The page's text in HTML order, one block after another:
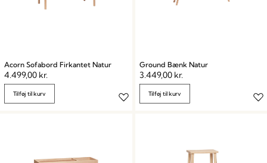
Acorn Sofabord Firkantet Natur
4.499,00 kr.
Tilføj til kurv
Ground Bænk Natur
3.449,00 kr.
Tilføj til kurv